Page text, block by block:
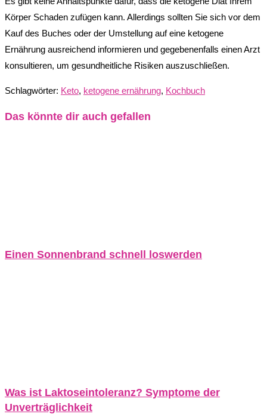
Körper Schaden zufügen kann. Allerdings sollten Sie sich vor dem
Kauf des Buches oder der Umstellung auf eine ketogene
Ernährung ausreichend informieren und gegebenenfalls einen Arzt
konsultieren, um gesundheitliche Risiken auszuschließen.
Schlagwörter: Keto, ketogene ernährung, Kochbuch
Das könnte dir auch gefallen
Einen Sonnenbrand schnell loswerden
Was ist Laktoseintoleranz? Symptome der
Unverträglichkeit